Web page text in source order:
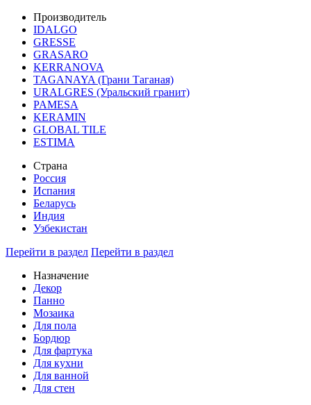
Производитель
IDALGO
GRESSE
GRASARO
KERRANOVA
TAGANAYA (Грани Таганая)
URALGRES (Уральский гранит)
PAMESA
KERAMIN
GLOBAL TILE
ESTIMA
Страна
Россия
Испания
Беларусь
Индия
Узбекистан
Перейти в раздел Перейти в раздел
Назначение
Декор
Панно
Мозаика
Для пола
Бордюр
Для фартука
Для кухни
Для ванной
Для стен